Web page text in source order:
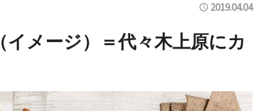
2019.04.04
メージ）＝代々木上原にカ